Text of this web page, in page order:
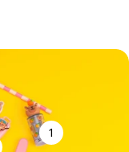
1